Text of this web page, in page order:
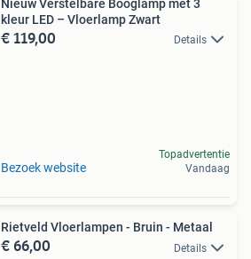
Nieuw Verstelbare Booglamp met 3
kleur LED – Vloerlamp Zwart
€ 119,00 Details
Bezoek website
Topadvertentie
Vandaag
Rietveld Vloerlampen - Bruin - Metaal
€ 66,00 Details